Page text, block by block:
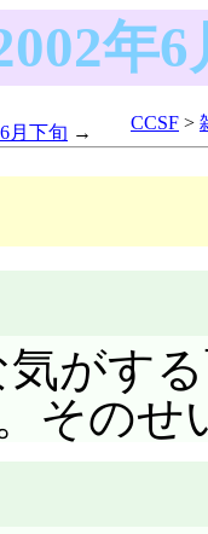
年
CCSF >
月下旬
がす
その